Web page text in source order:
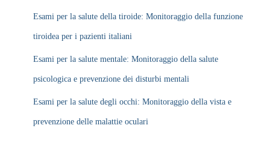
Esami per la salute della tiroide: Monitoraggio della funzione
tiroidea per i pazienti italiani
Esami per la salute mentale: Monitoraggio della salute
psicologica e prevenzione dei disturbi mentali
Esami per la salute degli occhi: Monitoraggio della vista e
prevenzione delle malattie oculari